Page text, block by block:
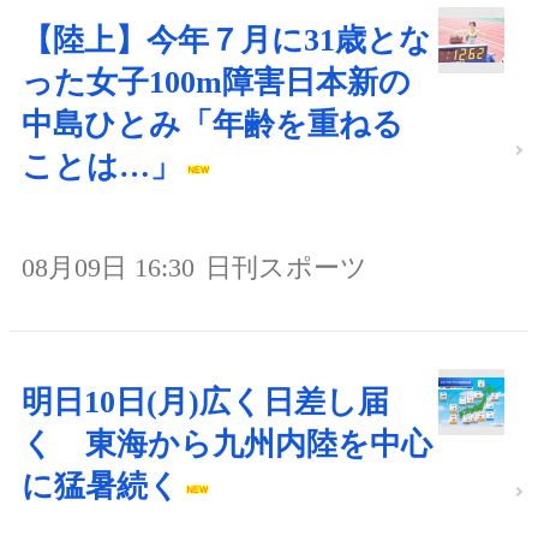
【陸上】今年７月に31歳とな
った女子100m障害日本新の
中島ひとみ「年齢を重ねる
ことは…」
08月09日 16:30 日刊スポーツ
明日10日(月)広く日差し届
く 東海から九州内陸を中心
に猛暑続く